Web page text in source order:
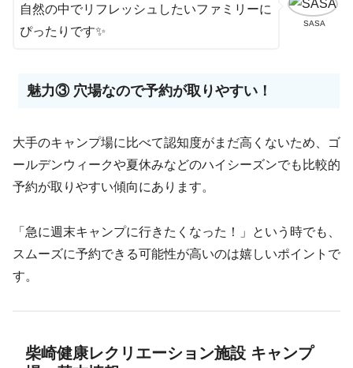
SASA
自然の中でリフレッシュしたいファミリーに
ぴったりです✨
魅力③ 穴場なので予約が取りやすい！
大手のキャンプ場に比べて認知度がまだ高くないため、ゴ
ールデンウィークや夏休みなどのハイシーズンでも比較的
予約が取りやすい傾向にあります。
「急に週末キャンプに行きたくなった！」という時でも、
スムーズに予約できる可能性が高いのは嬉しいポイントで
す。
柴崎健康レクリエーション施設 キャンプ